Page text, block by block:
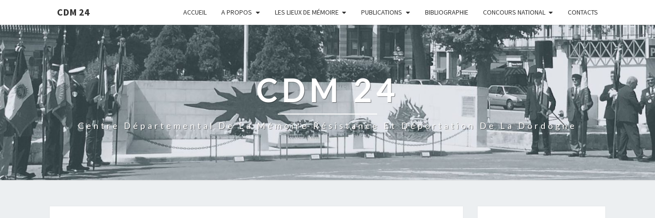
CDM 24 ACCUEIL A PROPOS LES LIEUX DE MÉMOIRE PUBLICATIONS BIBLIOGRAPHIE CONCOURS NATIONAL CONTACTS
CDM 24
Centre Départemental De La Mémoire Résistance Et Déportation De La Dordogne